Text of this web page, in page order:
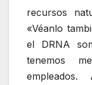
recursos
«Véanlo
el DRNA
tenemos